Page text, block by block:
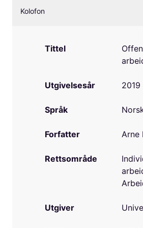
Kolofon
Tittel
Utgivelsesår 2019
Språk
Forfatter Arne
Rettsområde
Utgiver